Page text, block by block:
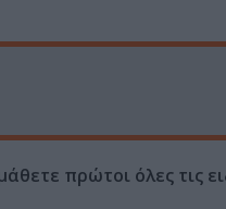
πρώτοι όλες τις